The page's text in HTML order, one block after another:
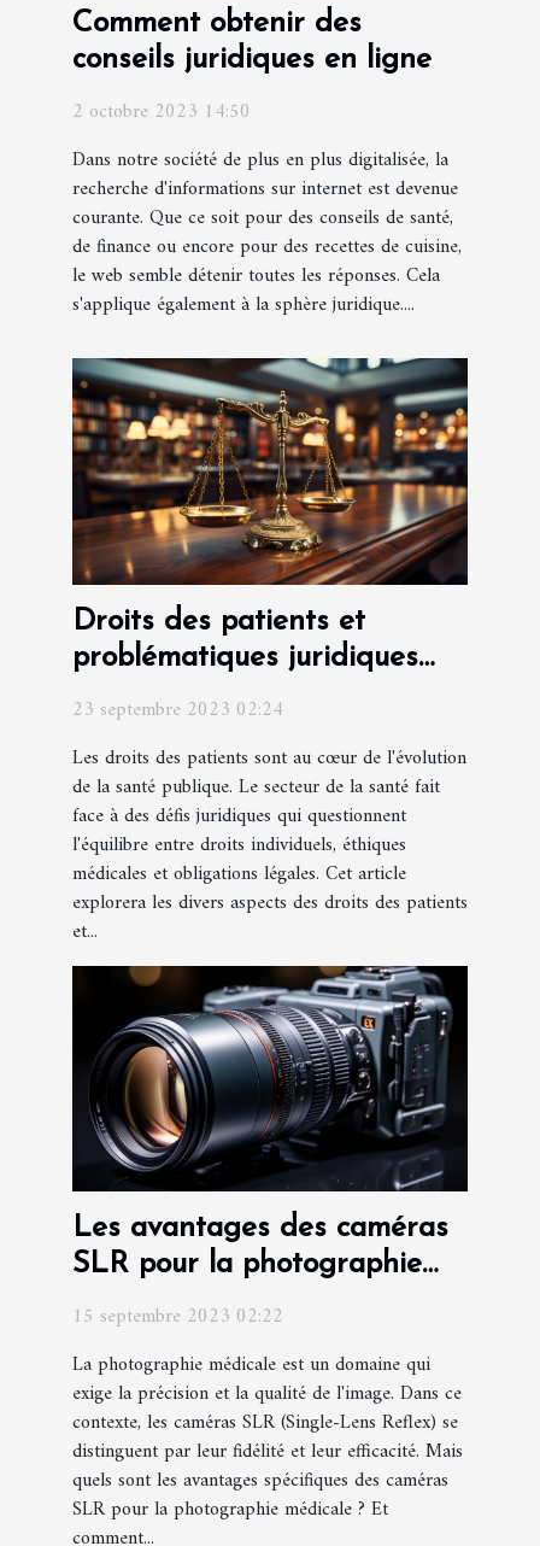
Comment obtenir des
conseils juridiques en ligne
2 octobre 2023 14:50
Dans notre société de plus en plus digitalisée, la
recherche d'informations sur internet est devenue
courante. Que ce soit pour des conseils de santé,
de finance ou encore pour des recettes de cuisine,
le web semble détenir toutes les réponses. Cela
s'applique également à la sphère juridique....
Droits des patients et
problématiques juridiques
23 septembre 2023 02:24
Les droits des patients sont au cœur de l'évolution
de la santé publique. Le secteur de la santé fait
face à des défis juridiques qui questionnent
l'équilibre entre droits individuels, éthiques
médicales et obligations légales. Cet article
explorera les divers aspects des droits des patients
et...
Les avantages des caméras
SLR pour la photographie
médicale
15 septembre 2023 02:22
La photographie médicale est un domaine qui
exige la précision et la qualité de l'image. Dans ce
contexte, les caméras SLR (Single-Lens Reflex) se
distinguent par leur fidélité et leur efficacité. Mais
quels sont les avantages spécifiques des caméras
SLR pour la photographie médicale ? Et
comment...